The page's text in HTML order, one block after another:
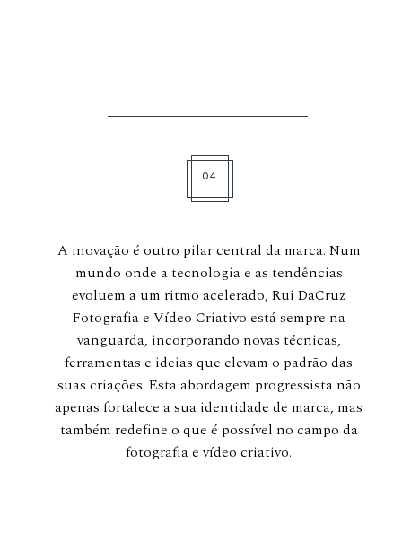
04
A inovação é outro pilar central da marca. Num
mundo onde a tecnologia e as tendências
evoluem a um ritmo acelerado, Rui DaCruz
Fotografia e Vídeo Criativo está sempre na
vanguarda, incorporando novas técnicas,
ferramentas e ideias que elevam o padrão das
suas criações. Esta abordagem progressista não
apenas fortalece a sua identidade de marca, mas
também redefine o que é possível no campo da
fotografia e vídeo criativo.